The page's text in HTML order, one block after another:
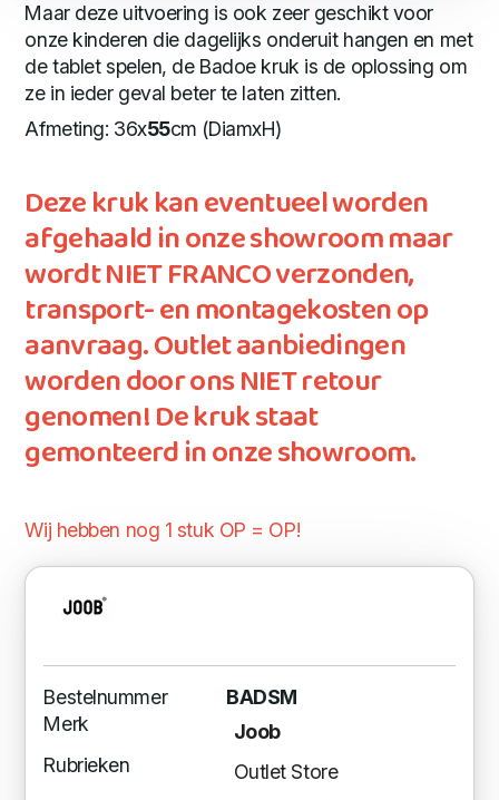
Maar deze uitvoering is ook zeer geschikt voor
onze kinderen die dagelijks onderuit hangen en met
de tablet spelen, de Badoe kruk is de oplossing om
ze in ieder geval beter te laten zitten.
Afmeting: 36x55cm (DiamxH)
Deze kruk kan eventueel worden
afgehaald in onze showroom maar
wordt NIET FRANCO verzonden,
transport- en montagekosten op
aanvraag. Outlet aanbiedingen
worden door ons NIET retour
genomen! De kruk staat
gemonteerd in onze showroom.
Wij hebben nog 1 stuk OP = OP!
Bestelnummer
BADSM
Merk
Joob
Rubrieken
Outlet Store